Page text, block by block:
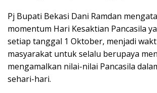
Pj Bupati Bekasi Dani Ramdan
momentum Hari Kesaktian Pancasila
setiap tanggal 1 Oktober, menjadi
masyarakat untuk selalu berupaya
mengamalkan nilai-nilai Pancasila
sehari-hari.